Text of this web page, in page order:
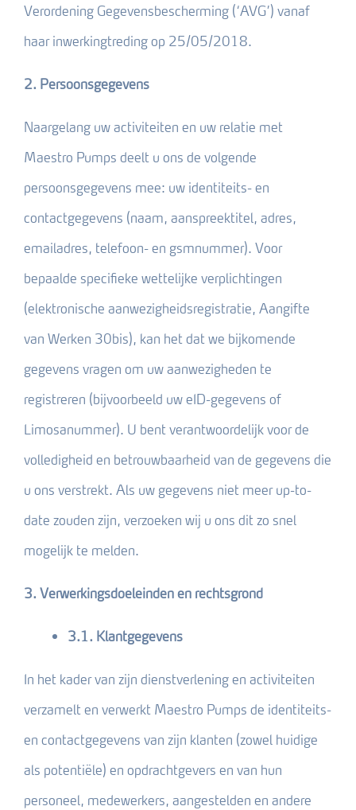
Verordening Gegevensbescherming (‘AVG’) vanaf
haar inwerkingtreding op 25/05/2018.
2. Persoonsgegevens
Naargelang uw activiteiten en uw relatie met
Maestro Pumps deelt u ons de volgende
persoonsgegevens mee: uw identiteits- en
contactgegevens (naam, aanspreektitel, adres,
emailadres, telefoon- en gsmnummer). Voor
bepaalde specifieke wettelijke verplichtingen
(elektronische aanwezigheidsregistratie, Aangifte
van Werken 30bis), kan het dat we bijkomende
gegevens vragen om uw aanwezigheden te
registreren (bijvoorbeeld uw eID-gegevens of
Limosanummer). U bent verantwoordelijk voor de
volledigheid en betrouwbaarheid van de gegevens die
u ons verstrekt. Als uw gegevens niet meer up-to-
date zouden zijn, verzoeken wij u ons dit zo snel
mogelijk te melden.
3. Verwerkingsdoeleinden en rechtsgrond
3.1. Klantgegevens
In het kader van zijn dienstverlening en activiteiten
verzamelt en verwerkt Maestro Pumps de identiteits-
en contactgegevens van zijn klanten (zowel huidige
als potentiële) en opdrachtgevers en van hun
personeel, medewerkers, aangestelden en andere